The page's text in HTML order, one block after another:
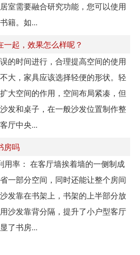
室需要融合研究功能，您可以使用
籍。如...
起，效果怎么样呢？
的时间进行，合理提高空间的使用
大，家具应该选择轻便的形状。轻
大空间的作用，空间布局紧凑，但
发和桌子，在一般沙发位置制作整
厅中央...
房吗
用率： 在客厅墙挨着墙的一侧制成
一部分空间，同时还能让整个房间
发靠在书架上，书架的上半部分放
沙发靠背分隔，提升了小户型客厅
了书房...